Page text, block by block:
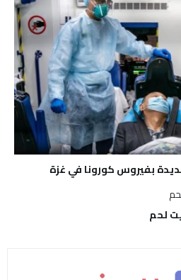
لحم